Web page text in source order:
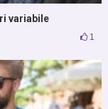
variabile
1